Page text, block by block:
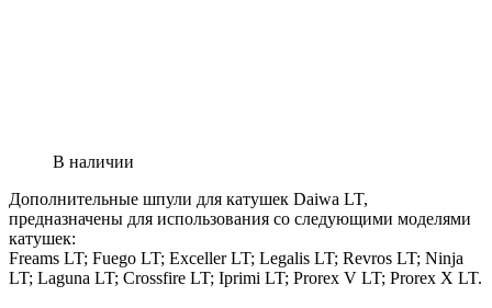
В наличии
Дополнительные шпули для катушек Daiwa LT,
предназначены для использования со следующими моделями
катушек:
Freams LT; Fuego LT; Exceller LT; Legalis LT; Revros LT; Ninja
LT; Laguna LT; Crossfire LT; Iprimi LT; Prorex V LT; Prorex X LT.